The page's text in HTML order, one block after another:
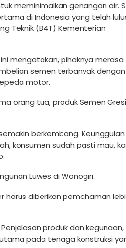
meminimalkan genangan air.
di Indonesia yang telah
Teknik (B4T) Kementerian
mengatakan, pihaknya merasa
semen terbanyak dengan
motor.
orang tua, produk Semen
berkembang. Keunggulan
konsumen sudah pasti mau,
Luwes di Wonogiri.
harus diberikan pemahaman
produk dan kegunaan,
pada tenaga konstruksi